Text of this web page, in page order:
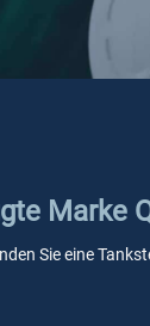
Marke
Sie eine